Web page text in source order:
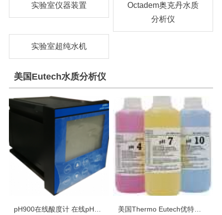
实验室仪器装置
Octadem奥克丹水质
分析仪
实验室超纯水机
美国Eutech水质分析仪